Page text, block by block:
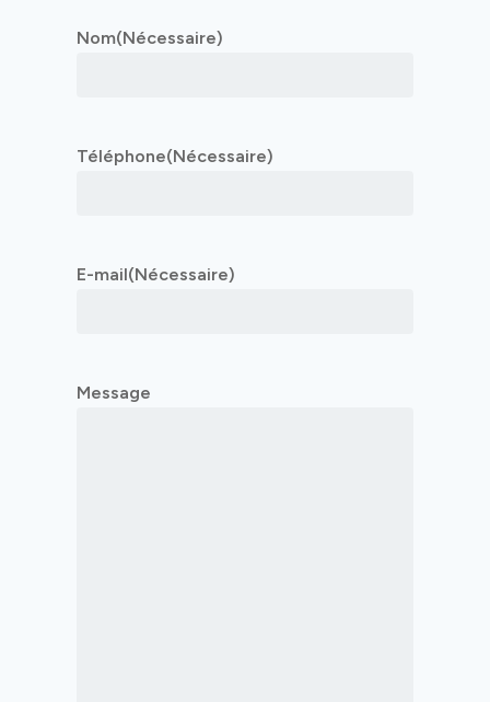
Nom(Nécessaire)
Téléphone(Nécessaire)
E-mail(Nécessaire)
Message